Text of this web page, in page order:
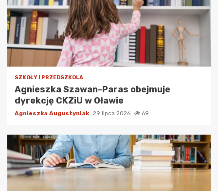
SZKOŁY I PRZEDSZKOLA
Agnieszka Szawan-Paras obejmuje
dyrekcję CKZiU w Oławie
Agnieszka Augustyniak 29 lipca 2026 69